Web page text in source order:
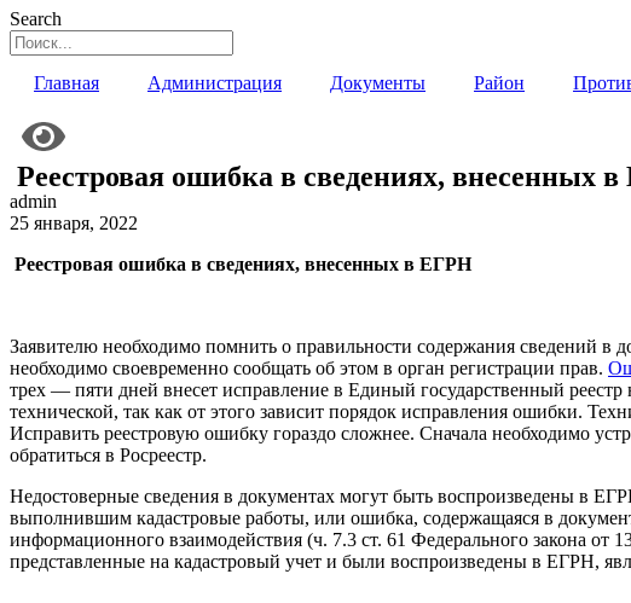
Search
Главная Администрация Документы Район
Реестровая ошибка в сведениях, внесенных
admin
25 января, 2022
Реестровая ошибка в сведениях, внесенных в ЕГРН
Заявителю необходимо помнить о правильности содержания сведений
необходимо своевременно сообщать об этом в орган регистрации прав.
трех — пяти дней внесет исправление в Единый государственный
технической, так как от этого зависит порядок исправления ошибки.
Исправить реестровую ошибку гораздо сложнее. Сначала необходимо
обратиться в Росреестр.
Недостоверные сведения в документах могут быть воспроизведены в
выполнившим кадастровые работы, или ошибка, содержащаяся в
информационного взаимодействия (ч. 7.3 ст. 61 Федерального закона
представленные на кадастровый учет и были воспроизведены в ЕГРН,